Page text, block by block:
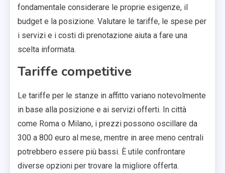
fondamentale considerare le proprie esigenze, il
budget e la posizione. Valutare le tariffe, le spese per
i servizi e i costi di prenotazione aiuta a fare una
scelta informata.
Tariffe competitive
Le tariffe per le stanze in affitto variano notevolmente
in base alla posizione e ai servizi offerti. In città
come Roma o Milano, i prezzi possono oscillare da
300 a 800 euro al mese, mentre in aree meno centrali
potrebbero essere più bassi. È utile confrontare
diverse opzioni per trovare la migliore offerta.